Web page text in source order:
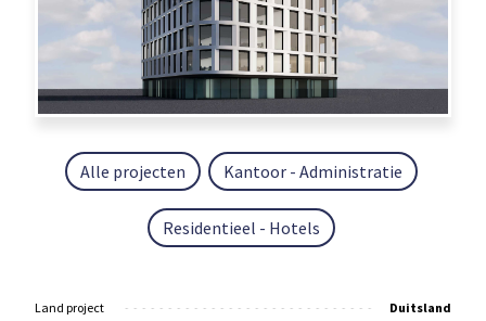
Alle projecten Kantoor - Administratie
Residentieel - Hotels
Land project Duitsland